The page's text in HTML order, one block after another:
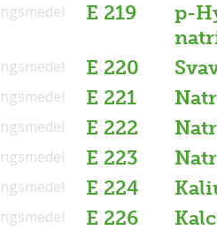
E 219
p-
E 220
E 221
E 222
E 223
E 224
E 226